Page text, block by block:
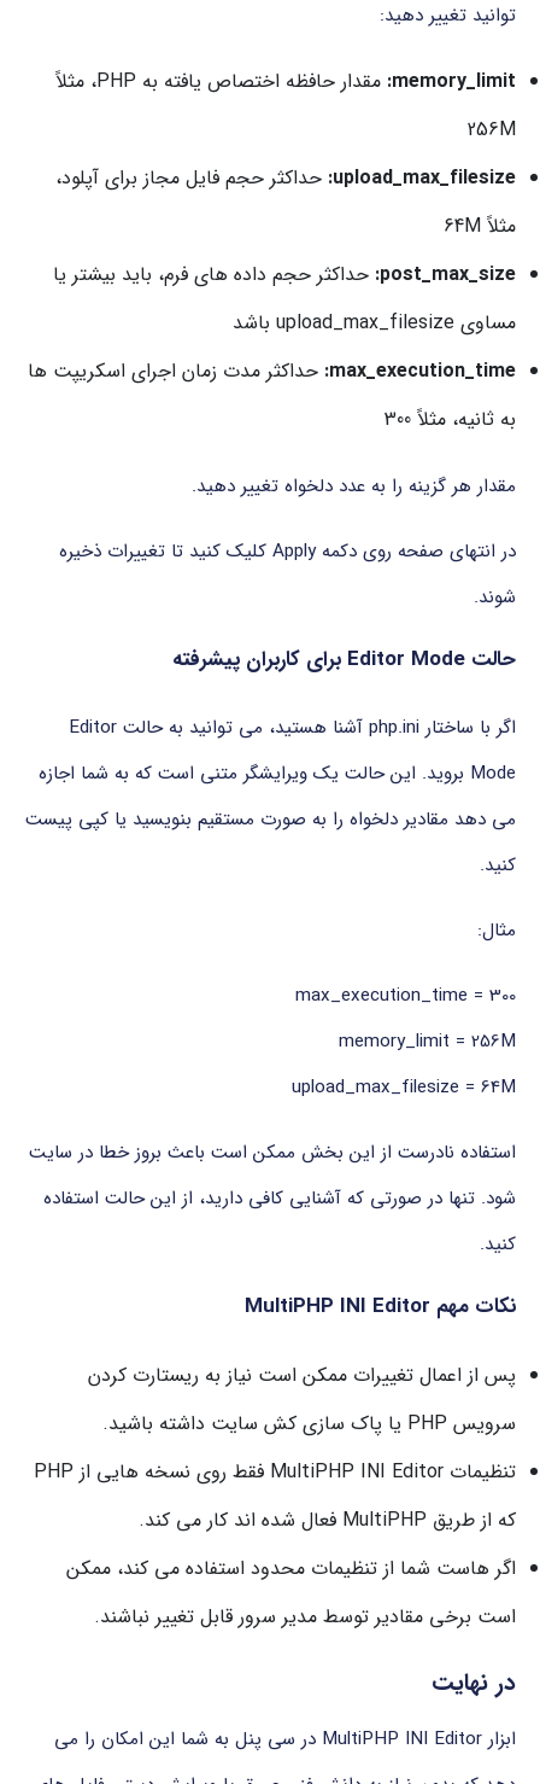
توانید تغییر دهید:
memory_limit:
مقدار حافظه اختصاص یافته به PHP، مثلاً
256M
upload_max_filesize: حداکثر حجم فایل مجاز برای آپلود،
مثلاً 64M
post_max_size: حداکثر حجم داده های فرم، باید بیشتر یا
مساوی upload_max_filesize باشد
max_execution_time: حداکثر مدت زمان اجرای اسکریپت ها
به ثانیه، مثلاً 300
مقدار هر گزینه را به عدد دلخواه تغییر دهید.
در انتهای صفحه روی دکمه Apply کلیک کنید تا تغییرات ذخیره
شوند.
حالت Editor Mode برای کاربران پیشرفته
اگر با ساختار php.ini آشنا هستید، می توانید به حالت Editor
Mode بروید. این حالت یک ویرایشگر متنی است که به شما اجازه
می دهد مقادیر دلخواه را به صورت مستقیم بنویسید یا کپی پیست
کنید.
مثال:
max_execution_time = 300
memory_limit = 256M
upload_max_filesize = 64M
استفاده نادرست از این بخش ممکن است باعث بروز خطا در سایت
شود. تنها در صورتی که آشنایی کافی دارید، از این حالت استفاده
کنید.
نکات مهم MultiPHP INI Editor
پس از اعمال تغییرات ممکن است نیاز به ریستارت کردن
سرویس PHP یا پاک سازی کش سایت داشته باشید.
تنظیمات MultiPHP INI Editor فقط روی نسخه هایی از PHP
که از طریق MultiPHP فعال شده اند کار می کند.
اگر هاست شما از تنظیمات محدود استفاده می کند، ممکن
است برخی مقادیر توسط مدیر سرور قابل تغییر نباشند.
در نهایت
ابزار MultiPHP INI Editor در سی پنل به شما این امکان را می